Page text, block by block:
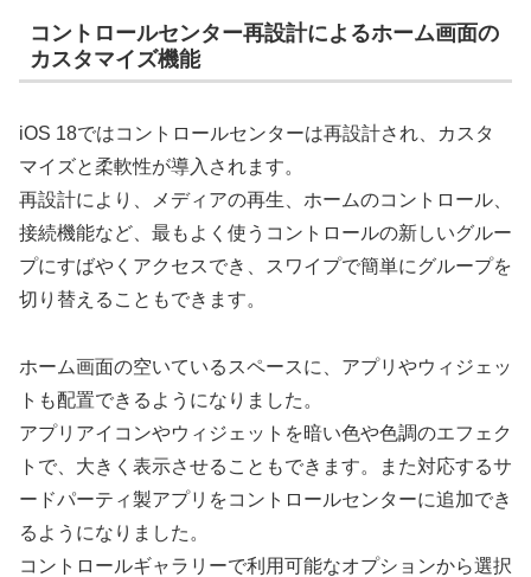
コントロールセンター再設計によるホーム画面の
カスタマイズ機能
iOS 18ではコントロールセンターは再設計され、カスタ
マイズと柔軟性が導入されます。
再設計により、メディアの再生、ホームのコントロール、
接続機能など、最もよく使うコントロールの新しいグルー
プにすばやくアクセスでき、スワイプで簡単にグループを
切り替えることもできます。
ホーム画面の空いているスペースに、アプリやウィジェッ
トも配置できるようになりました。
アプリアイコンやウィジェットを暗い色や色調のエフェク
トで、大きく表示させることもできます。
また対応するサ
ードパーティ製アプリをコントロールセンターに追加でき
るようになりました。
コントロールギャラリーで利用可能なオプションから選択